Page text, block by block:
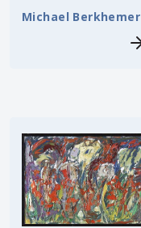
Michael Berkhemer